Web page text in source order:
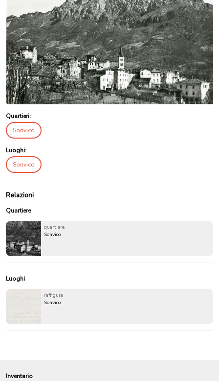
Quartieri:
Sonvico
Luoghi:
Sonvico
Relazioni
Quartiere
quartiere
Sonvico
Luoghi
raffigura
Sonvico
Inventario